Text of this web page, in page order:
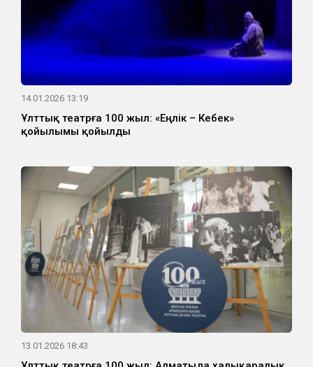
14.01.2026 13:19
Ұлттық театрға 100 жыл: «Еңлік – Кебек»
қойылымы қойылды
13.01.2026 18:43